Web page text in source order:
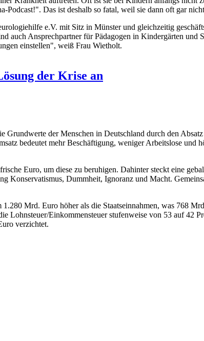
Das ist deshalb so fatal, weil sie dann oft gar
e.V. mit Sitz in Münster und gleichzeitig
auch Ansprechpartner für Pädagogen in Kindergärten
einstellen", weiß Frau Wietholt.
der Krise an
der Menschen in Deutschland durch den
bedeutet mehr Beschäftigung, weniger Arbeitslose und
Euro, um diese zu beruhigen. Dahinter steckt eine
Konservatismus, Dummheit, Ignoranz und Macht.
Mrd. Euro höher als die Staatseinnahmen, was 768
Lohnsteuer/Einkommensteuer stufenweise von 53 auf 42
verzichtet.